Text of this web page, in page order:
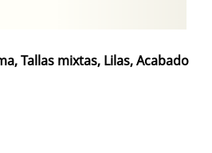
Tallas mixtas, Lilas, Acabado